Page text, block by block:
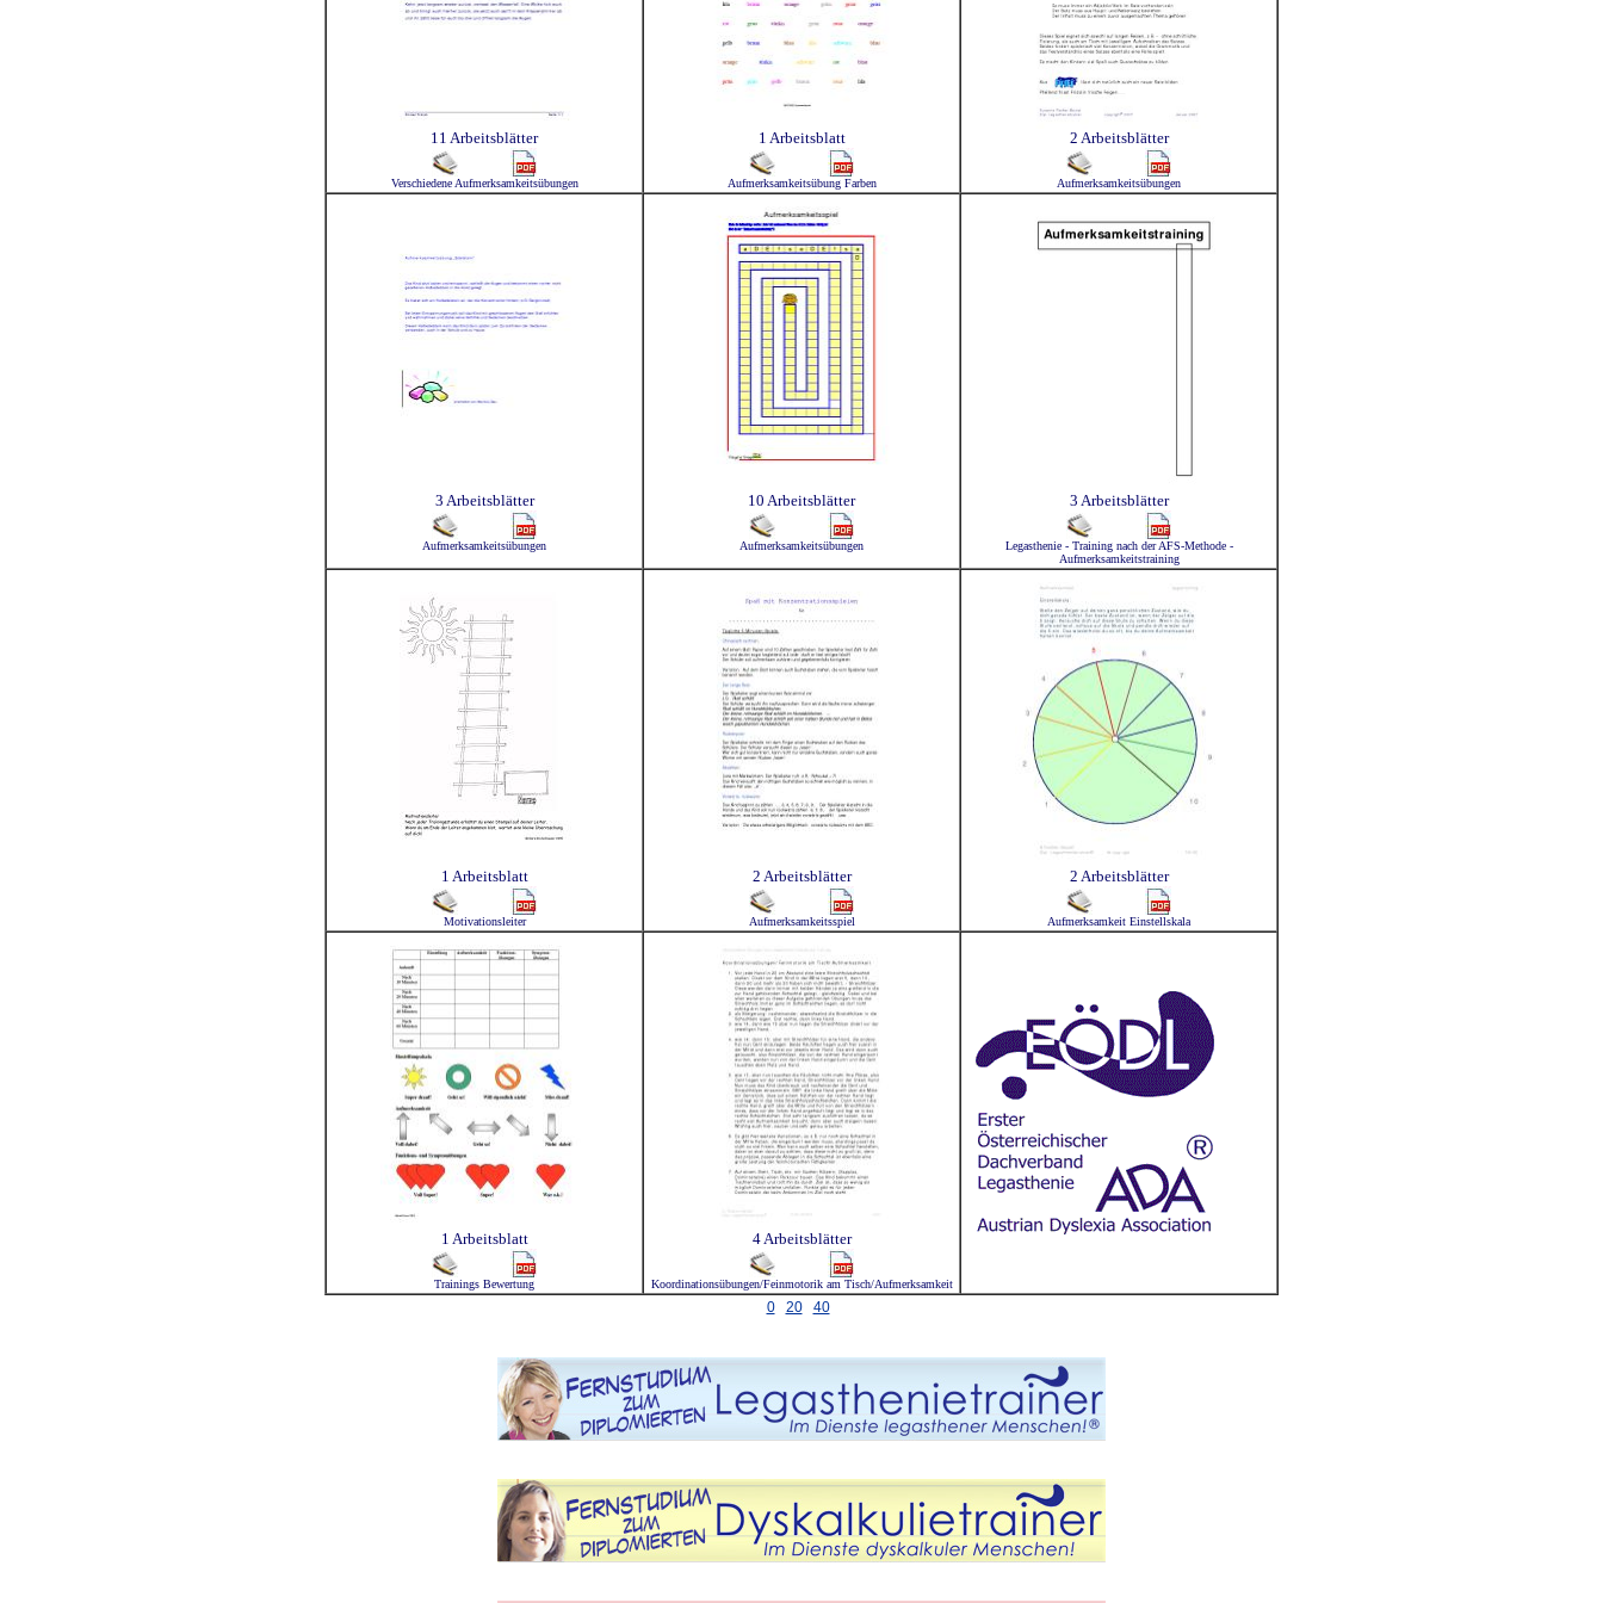
11 Arbeitsblätter
Verschiedene Aufmerksamkeitsübungen
1 Arbeitsblatt
Aufmerksamkeitsübung Farben
2 Arbeitsblätter
Aufmerksamkeitsübungen
3 Arbeitsblätter
Aufmerksamkeitsübungen
10 Arbeitsblätter
Aufmerksamkeitsübungen
3 Arbeitsblätter
Legasthenie - Training nach der AFS-Methode -
Aufmerksamkeitstraining
1 Arbeitsblatt
Motivationsleiter
2 Arbeitsblätter
Aufmerksamkeitsspiel
2 Arbeitsblätter
Aufmerksamkeit Einstellskala
1 Arbeitsblatt
Trainings Bewertung
4 Arbeitsblätter
Koordinationsübungen/Feinmotorik am Tisch/Aufmerksamkeit
0 20 40